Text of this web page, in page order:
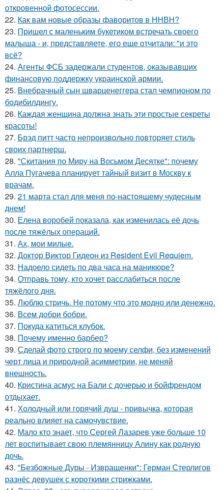
откровенной фотосессии.
22. Как вам новые образы фаворитов в ННВН?
23. Пришел с маленьким букетиком встречать своего
малыша - и, представляете, его еще отчитали: "и это
всё?
24. Агенты ФСБ задержали студентов, оказывавших
финансовую поддержку украинской армии.
25. Внебрачный сын шварценеггера стал чемпионом по
бодибилдингу.
26. Каждая женщина должна знать эти простые секреты
красоты!
27. Брэд питт часто непроизвольно повторяет стиль
своих партнерш.
28. "Скитания по Миру на Восьмом Десятке": почему
Алла Пугачева планирует тайный визит в Москву к
врачам.
29. 21 марта стал для меня по-настоящему чудесным
днем!
30. Елена воробей показала, как изменилась её дочь
после тяжёлых операций.
31. Ах, мои милые.
32. Доктор Виктор Гидеон из Resident Evil Requiem.
33. Надоело сидеть по два часа на маникюре?
34. Отправь тому, кто хочет расслабиться после
тяжёлого дня.
35. Люблю стричь. Не потому что это модно или денежно.
36. Всем добри бобри.
37. Покуда катиться клубок.
38. Почему именно барбер?
39. Сделай фото строго по моему селфи, без изменений
черт лица и природной асимметрии, не меняй
внешность.
40. Кристина асмус на Бали с дочерью и бойфрендом
отдыхает.
41. Холодный или горячий душ - привычка, которая
реально влияет на самочувствие.
42. Мало кто знает, что Сергей Лазарев уже больше 10
лет воспитывает свою племянницу Алину как родную
дочь.
43. "Безбожные Дуры - Извращенки": Герман Стерлигов
разнёс девушек с короткими стрижками.